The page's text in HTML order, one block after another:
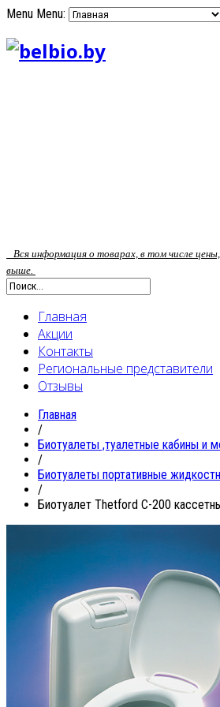
Menu Menu:
Вся информация о товарах, в том числе
выше.
Главная
Акции
Контакты
Региональные представители
Отзывы
Главная
/
Биотуалеты ,туалетные кабины и
/
Биотуалеты портативные
/
Биотуалет Thetford C-200